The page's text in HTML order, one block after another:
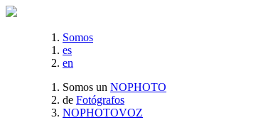
Somos
es
en
Somos un NOPHOTO
de Fotógrafos
NOPHOTOVOZ